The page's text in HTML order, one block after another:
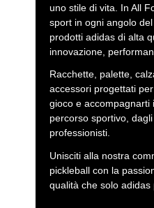
uno stile di vita. In All
sport in ogni angolo
prodotti adidas di alta
innovazione,
Racchette, palette,
accessori progettati
gioco e accompagnarti
percorso sportivo,
professionisti.
Unisciti alla nostra
pickleball con la
qualità che solo adidas